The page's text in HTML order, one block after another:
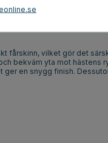
fårskinn, vilket gör det
bekväm yta mot hästens
en snygg finish.